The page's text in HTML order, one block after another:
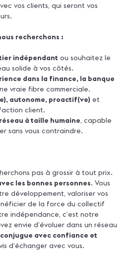
vos clients, qui seront vos
recherchons :
indépendant ou souhaitez le
solide à vos côtés.
dans la finance, la banque
vraie fibre commerciale.
autonome, proactif(ve) et
client.
réseau à taille humaine, capable
sans vous contraindre.
pas à grossir à tout prix.
les bonnes personnes. Vous
développement, valoriser vos
de la force du collectif
indépendance, c’est notre
envie d’évoluer dans un réseau
avec confiance et
d’échanger avec vous.